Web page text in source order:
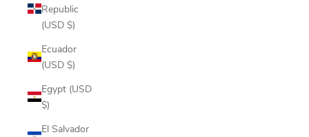
Republic
(USD $)
Ecuador
(USD $)
Egypt (USD
$)
El Salvador